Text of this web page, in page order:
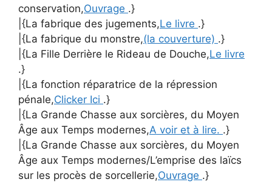
conservation,Ouvrage .}
|{La fabrique des jugements,Le livre .}
|{La fabrique du monstre,(la couverture) .}
|{La Fille Derrière le Rideau de Douche,Le livre
.}
|{La fonction réparatrice de la répression
pénale,Clicker Ici .}
|{La Grande Chasse aux sorcières, du Moyen
Âge aux Temps modernes,A voir et à lire. .}
|{La Grande Chasse aux sorcières, du Moyen
Âge aux Temps modernes/L’emprise des laïcs
sur les procès de sorcellerie,Ouvrage .}